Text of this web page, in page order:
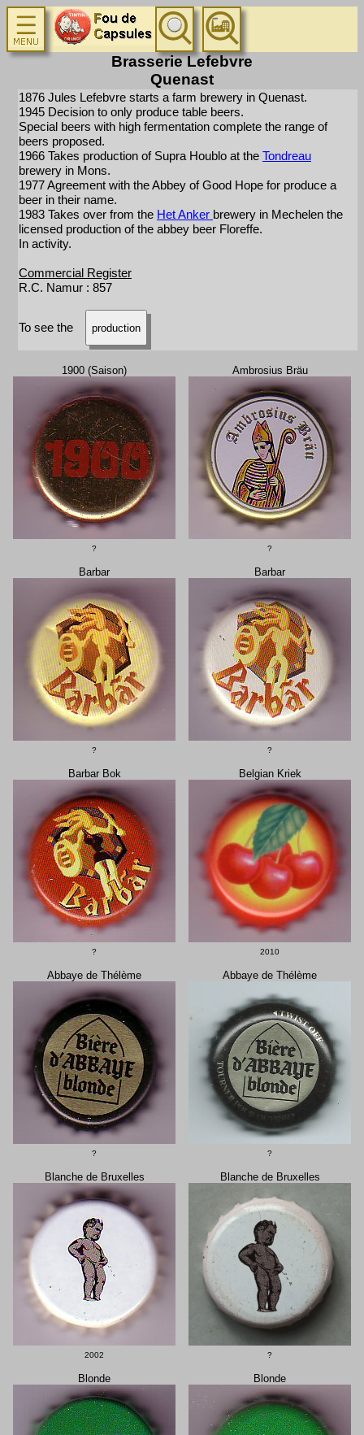
Brasserie Lefebvre
Quenast
1876 Jules Lefebvre starts a farm brewery in Quenast.
1945 Decision to only produce table beers.
Special beers with high fermentation complete the range of
beers proposed.
1966 Takes production of Supra Houblo at the Tondreau
brewery in Mons.
1977 Agreement with the Abbey of Good Hope for produce a
beer in their name.
1983 Takes over from the Het Anker brewery in Mechelen the
licensed production of the abbey beer Floreffe.
In activity.
Commercial Register
R.C. Namur : 857
To see the production
1900 (Saison)
?
Ambrosius Bräu
?
Barbar
?
Barbar
?
Barbar Bok
?
Belgian Kriek
2010
Abbaye de Thélème
?
Abbaye de Thélème
?
Blanche de Bruxelles
2002
Blanche de Bruxelles
?
Blonde Blonde